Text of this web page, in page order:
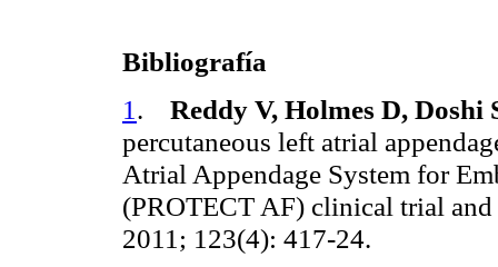
Bibliografía
1 . Reddy V, Holmes D, Doshi
percutaneous left atrial
Atrial Appendage System for
(PROTECT AF) clinical trial
2011; 123(4): 417-24.